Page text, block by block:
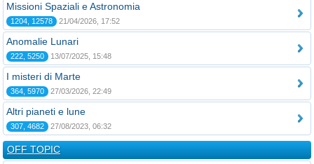
Missioni Spaziali e Astronomia
1204, 12578 21/04/2026, 17:52
Anomalie Lunari
222, 5250 13/07/2025, 15:48
I misteri di Marte
364, 5970 27/03/2026, 22:49
Altri pianeti e lune
307, 4682 27/08/2023, 06:32
OFF TOPIC